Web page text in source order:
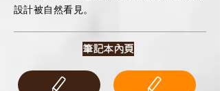
設計被自然看見。
筆記本內頁